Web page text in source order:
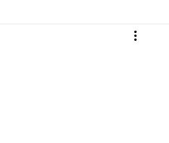
Tanatología Angelical